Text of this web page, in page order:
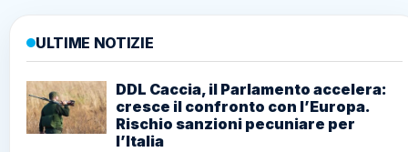
ULTIME NOTIZIE
DDL Caccia, il Parlamento accelera:
cresce il confronto con l’Europa.
Rischio sanzioni pecuniare per
l’Italia